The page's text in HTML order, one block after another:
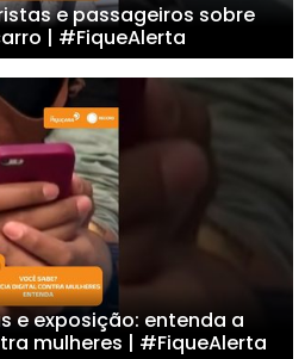
e passageiros sobre
| #FiqueAlerta
e exposição: entenda a
mulheres | #FiqueAlerta